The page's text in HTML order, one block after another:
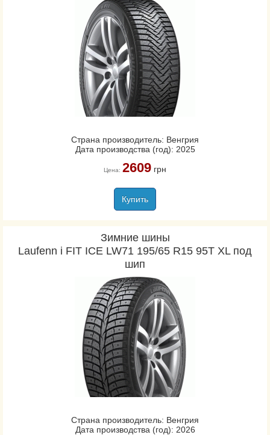
Страна производитель: Венгрия
Дата производства (год): 2025
Цена: 2609грн
Купить
Зимние шины
Laufenn i FIT ICE LW71 195/65 R15 95T XL под
шип
Страна производитель: Венгрия
Дата производства (год): 2026